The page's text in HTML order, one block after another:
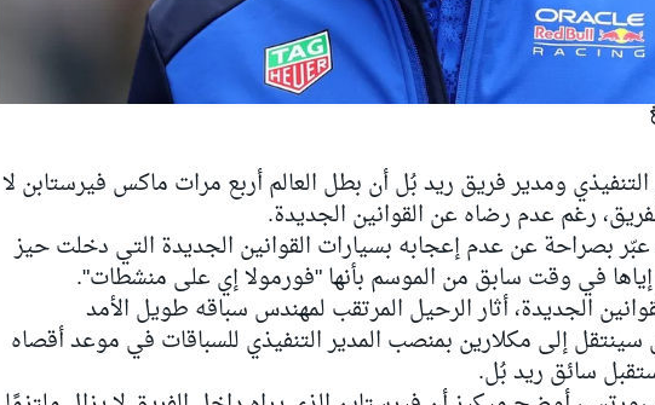
ومدير فريق ريد بُل أن بطل العالم أربع مرات ماكس فيرستابن لا
رغم عدم رضاه عن القوانين الجديدة.
عبّر بصراحة عن عدم إعجابه بسيارات القوانين الجديدة التي دخلت حيز
الجديدة، أثار الرحيل المرتقب لمهندس سباقه طويل الأمد
سينتقل إلى مكلارين بمنصب المدير التنفيذي للسباقات في موعد أقصاه